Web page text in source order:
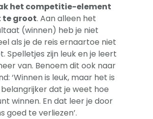
het competitie-element
te groot. Aan alleen het
(winnen) heb je niet
als je de reis ernaartoe niet
Spelletjes zijn leuk en je leert
van. Benoem dit ook naar
‘Winnen is leuk, maar het is
dat je weet hoe
winnen. En dat leer je door
goed te verliezen’.